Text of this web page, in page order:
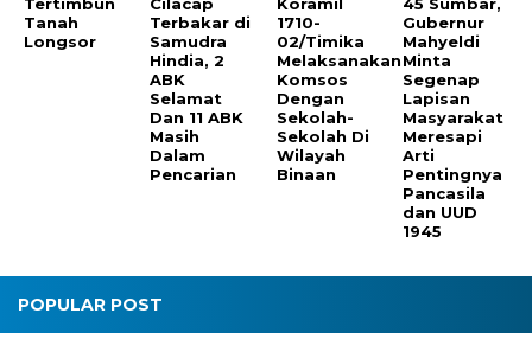
Tanah
Longsor
Terbakar di
Samudra
Hindia, 2
ABK
Selamat
Dan 11 ABK
Masih
Dalam
Pencarian
1710-
02/Timika
Melaksanakan
Komsos
Dengan
Sekolah-
Sekolah Di
Wilayah
Binaan
Gubernur
Mahyeldi
Minta
Segenap
Lapisan
Masyarakat
Meresapi
Arti
Pentingnya
Pancasila
dan UUD
1945
POPULAR POST